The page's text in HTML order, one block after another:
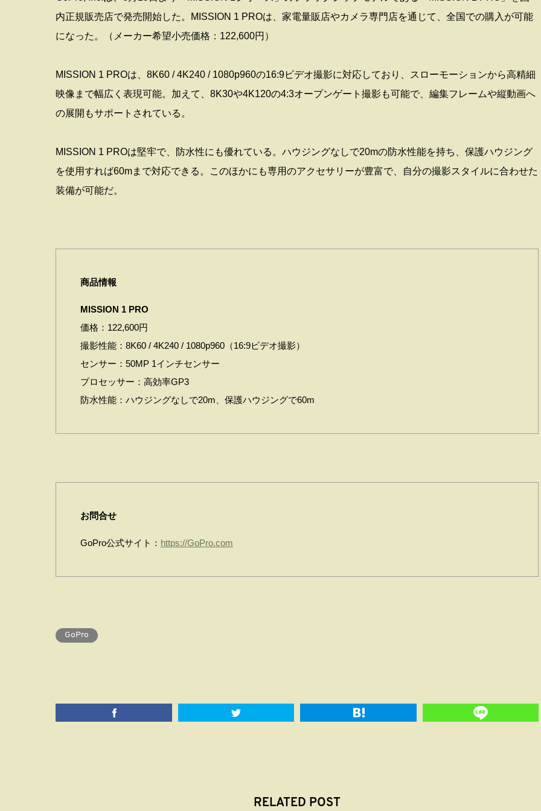
内正規販売店で発売開始した。MISSION 1 PROは、家電量販店やカメラ専門店を通じて、全国での購入が可能
になった。（メーカー希望小売価格：122,600円）
MISSION 1 PROは、8K60 / 4K240 / 1080p960の16:9ビデオ撮影に対応しており、スローモーションから高精細
映像まで幅広く表現可能。加えて、8K30や4K120の4:3オープンゲート撮影も可能で、編集フレームや縦動画へ
の展開もサポートされている。
MISSION 1 PROは堅牢で、防水性にも優れている。ハウジングなしで20mの防水性能を持ち、保護ハウジング
を使用すれば60mまで対応できる。このほかにも専用のアクセサリーが豊富で、自分の撮影スタイルに合わせた
装備が可能だ。
商品情報
MISSION 1 PRO
価格：122,600円
撮影性能：8K60 / 4K240 / 1080p960（16:9ビデオ撮影）
センサー：50MP 1インチセンサー
プロセッサー：高効率GP3
防水性能：ハウジングなしで20m、保護ハウジングで60m
お問合せ
GoPro公式サイト： https://GoPro.com
GoPro
RELATED POST